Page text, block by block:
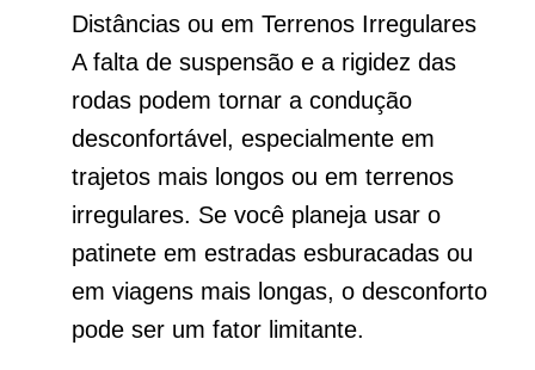
Distâncias ou em Terrenos Irregulares
A falta de suspensão e a rigidez das
rodas podem tornar a condução
desconfortável, especialmente em
trajetos mais longos ou em terrenos
irregulares. Se você planeja usar o
patinete em estradas esburacadas ou
em viagens mais longas, o desconforto
pode ser um fator limitante.